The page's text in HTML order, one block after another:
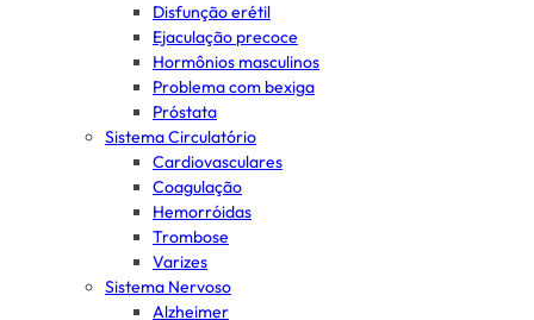
Disfunção erétil
Ejaculação precoce
Hormônios masculinos
Problema com bexiga
Próstata
Sistema Circulatório
Cardiovasculares
Coagulação
Hemorróidas
Trombose
Varizes
Sistema Nervoso
Alzheimer